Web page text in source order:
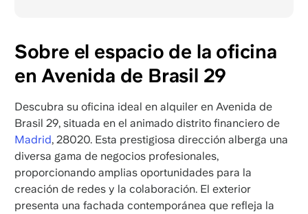
Sobre el espacio de la oficina
en Avenida de Brasil 29
Descubra su oficina ideal en alquiler en Avenida de
Brasil 29, situada en el animado distrito financiero de
Madrid, 28020. Esta prestigiosa dirección alberga una
diversa gama de negocios profesionales,
proporcionando amplias oportunidades para la
creación de redes y la colaboración. El exterior
presenta una fachada contemporánea que refleja la